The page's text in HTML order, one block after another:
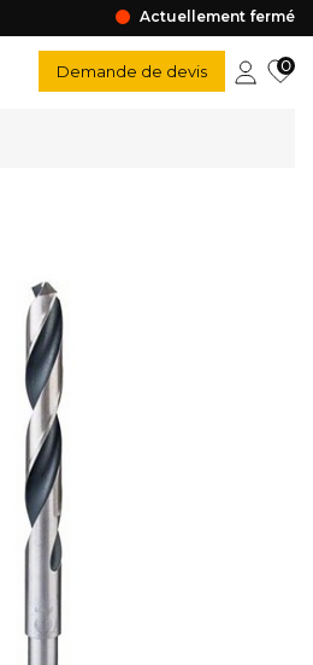
Actuellement fermé
Demande de devis 0